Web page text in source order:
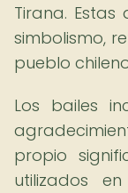
Tirana.
simbolismo,
pueblo
Los bailes
propio
utilizados